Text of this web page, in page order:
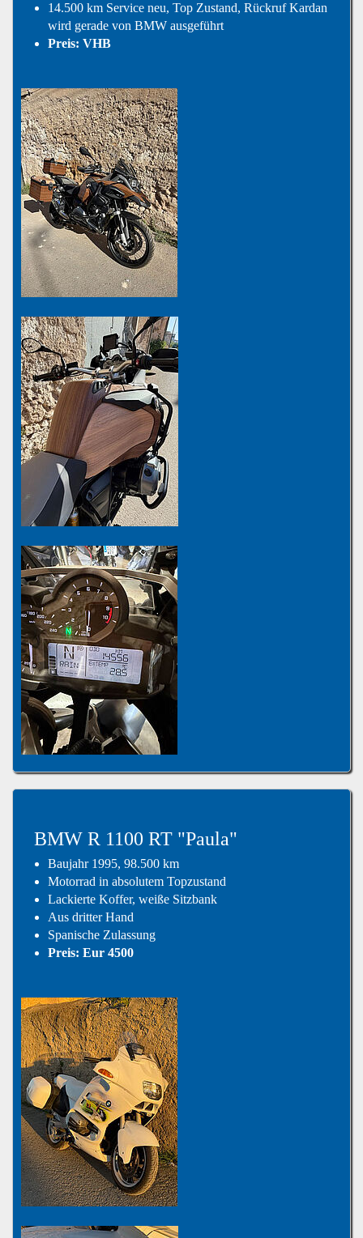
14.500 km Service neu, Top Zustand, Rückruf Kardan
wird gerade von BMW ausgeführt
Preis: VHB
BMW R 1100 RT "Paula"
Baujahr 1995, 98.500 km
Motorrad in absolutem Topzustand
Lackierte Koffer, weiße Sitzbank
Aus dritter Hand
Spanische Zulassung
Preis: Eur 4500